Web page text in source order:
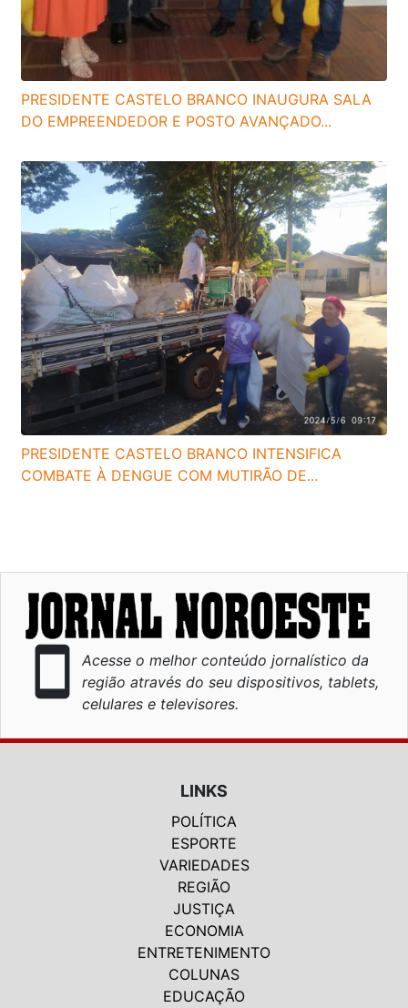
PRESIDENTE CASTELO BRANCO INAUGURA SALA
DO EMPREENDEDOR E POSTO AVANÇADO...
PRESIDENTE CASTELO BRANCO INTENSIFICA
COMBATE À DENGUE COM MUTIRÃO DE...
smartphone
Acesse o melhor conteúdo jornalístico da
região através do seu dispositivos, tablets,
celulares e televisores.
LINKS
POLÍTICA
ESPORTE
VARIEDADES
REGIÃO
JUSTIÇA
ECONOMIA
ENTRETENIMENTO
COLUNAS
EDUCAÇÃO